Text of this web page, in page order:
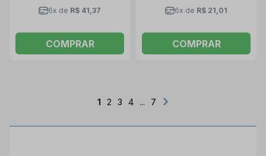
6x de R$ 41,37
COMPRAR
6x de R$ 21,01
COMPRAR
1 2 3 4 ... 7